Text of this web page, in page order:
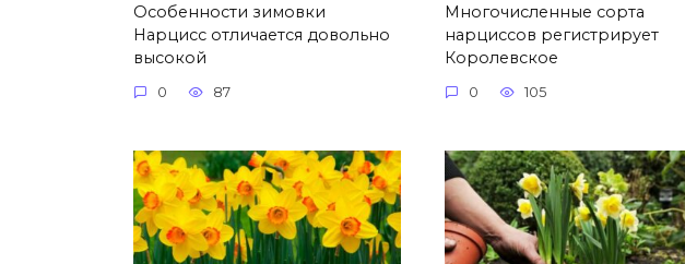
Особенности зимовки
Нарцисс отличается довольно
высокой
0 87
Многочисленные сорта
нарциссов регистрирует
Королевское
0 105